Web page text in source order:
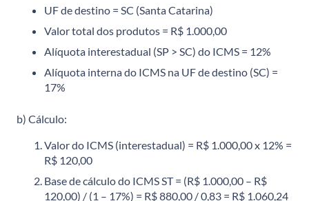
UF de destino = SC (Santa Catarina)
Valor total dos produtos = R$ 1.000,00
Alíquota interestadual (SP > SC) do ICMS = 12%
Alíquota interna do ICMS na UF de destino (SC) =
17%
b) Cálculo:
Valor do ICMS (interestadual) = R$ 1.000,00 x 12% =
R$ 120,00
Base de cálculo do ICMS ST = (R$ 1.000,00 – R$
120,00) / (1 – 17%) = R$ 880,00 / 0,83 = R$ 1.060,24